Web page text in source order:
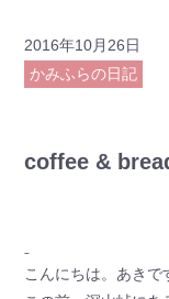
2016年10月26日
かみふらの日記
coffee &
こんにちは。あきで